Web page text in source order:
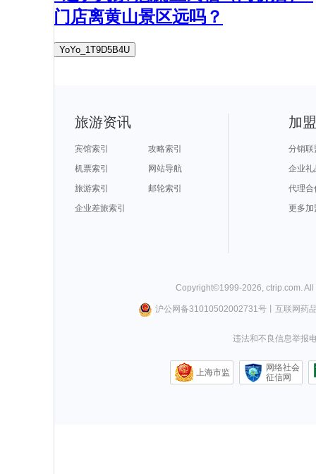
门店离黄山景区远吗？
YoYo_1T9D5B4U
旅游资讯
宾馆索引
攻略索引
机票索引
网站导航
旅游索引
邮轮索引
企业差旅索引
加
分销联
企业礼
代理合
更多加
Copyright©1999-2026 ctrip.com .
沪公网备31010502002731号丨 互联网药
违法和不良信息举报
上海市监
网络社会
征信网